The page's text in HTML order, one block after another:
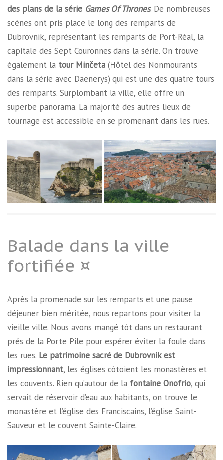
des plans de la série Games Of Thrones. De nombreuses
scènes ont pris place le long des remparts de
Dubrovnik, représentant les remparts de Port-Réal, la
capitale des Sept Couronnes dans la série. On trouve
également la tour Minčeta (Hôtel des Nonmourants
dans la série avec Daenerys) qui est une des quatre tours
des remparts. Surplombant la ville, elle offre un
superbe panorama. La majorité des autres lieux de
tournage est accessible en se promenant dans les rues.
Balade dans la ville
fortifiée ¤
Après la promenade sur les remparts et une pause
déjeuner bien méritée, nous repartons pour visiter la
vieille ville. Nous avons mangé tôt dans un restaurant
prés de la Porte Pile pour espérer éviter la foule dans
les rues. Le patrimoine sacré de Dubrovnik est
impressionnant, les églises côtoient les monastères et
les couvents. Rien qu’autour de la fontaine Onofrio, qui
servait de réservoir d’eau aux habitants, on trouve le
monastère et l’église des Franciscains, l’église Saint-
Sauveur et le couvent Sainte-Claire.